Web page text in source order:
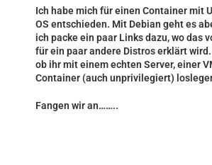
Ich habe mich für einen Container mit
OS entschieden. Mit Debian geht es
ich packe ein paar Links dazu, wo das
für ein paar andere Distros erklärt wird.
ob ihr mit einem echten Server, einer
Container (auch unprivilegiert)
Fangen wir an……..